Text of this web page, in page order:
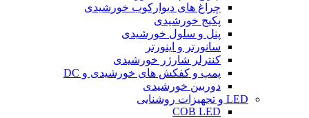
چراغ های دیوارکوب خورشیدی
پکیج خورشیدی
پنل و سلول خورشیدی
سانورتر و اینورتر
کنترلر شارژر خورشیدی
پمپ و کفکش های خورشیدی و DC
دوربین خورشیدی
LED و تجهیزات روشنایی
COB LED